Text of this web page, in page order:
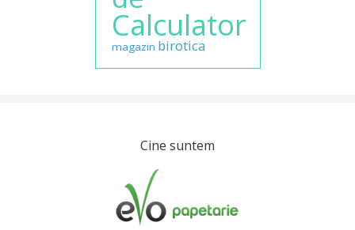
Calculator
magazin birotica
Cine suntem